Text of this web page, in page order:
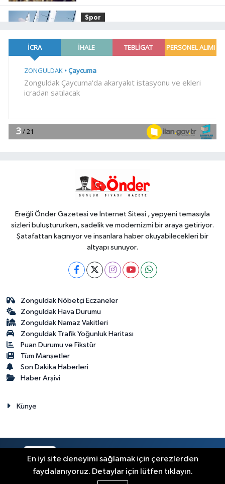
Spor
mücadelesi ilk günde nefes kesti
18:55Bursa'da tarihi eser
18:45
girişimcilere yeni kapılar açıyor
Ereğli Önder Gazetesi ve İnternet Sitesi , yepyeni temasıyla
sizleri buluştururken, sadelik ve modernizmi bir araya getiriyor.
Şatafattan kaçınıyor ve insanlara haber okuyabilecekleri bir
altyapı sunuyor.
Zonguldak Nöbetçi Eczaneler
Zonguldak Hava Durumu
Zonguldak Namaz Vakitleri
Zonguldak Trafik Yoğunluk Haritası
Puan Durumu ve Fikstür
Tüm Manşetler
Son Dakika Haberleri
Haber Arşivi
Künye
RSS Copyright © 2023. Her hakkı saklıdır.
En iyi site deneyimi sağlamak için çerezlerden
faydalanıyoruz. Detaylar için lütfen tıklayın.